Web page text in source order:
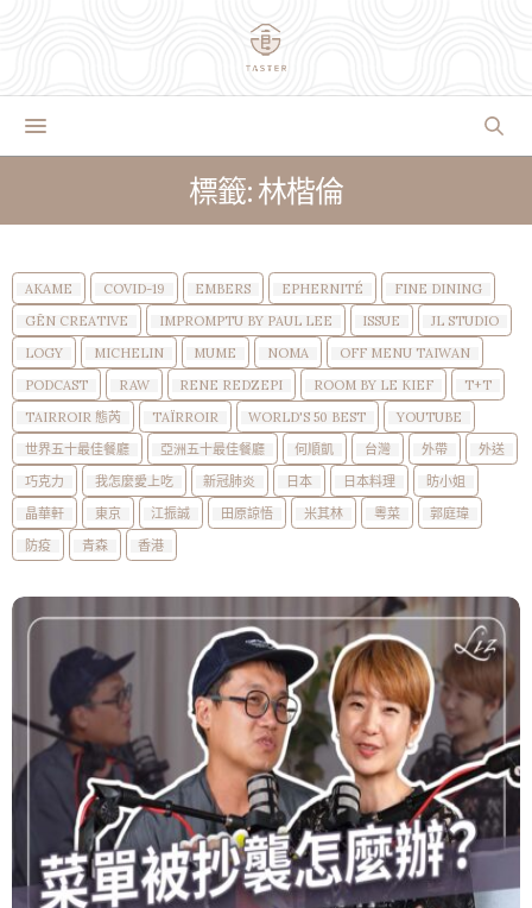
標籤: 林楷倫
AKAME COVID-19 EMBERS EPHERNITÉ
FINE DINING
GĒN CREATIVE
IMPROMPTU BY PAUL LEE ISSUE
JL STUDIO
LOGY
MICHELIN MUME NOMA
OFF MENU TAIWAN
PODCAST
RAW RENE REDZEPI ROOM BY LE KIEF
T+T
TAIRROIR 態芮
TAÏRROIR WORLD'S 50 BEST
YOUTUBE
世界五十最佳餐廳
亞洲五十最佳餐廳 何順凱 台灣 外帶
外送
巧克力
我怎麼愛上吃 新冠肺炎 日本 日本料理
昉小姐
晶華軒
東京 江振誠 田原諒悟 米其林 粵菜
郭庭瑋
防疫
青森 香港